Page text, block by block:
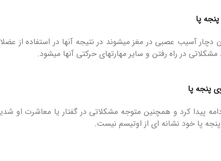
پا
دچار آسیب عصبی در مغز میشوند در نتیجه آنها در استفاده از
در راه رفتن و سایر مهارتهای حرکتی آنها میشود.
پنجه پا
پیدا کرد و همچنین متوجه مشکلاتی در گفتار یا معاشرت او
پا خود نشانه ای از اوتیسم نیست.